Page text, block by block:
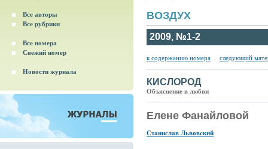
Все авторы
Все рубрики
Все номера
Свежий номер
Новости журнала
ВОЗДУХ
2009, №1-2
к содержанию номера следующий
КИСЛОРОД
Объяснение в любви
Елене Фанайловой
Станислав Львовский